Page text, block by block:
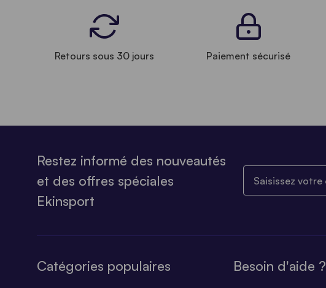
Retours sous 30 jours Paiement sécurisé
Restez informé des nouveautés
et des offres spéciales
Ekinsport
Catégories populaires Besoin d'aide ?